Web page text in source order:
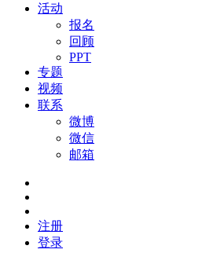
活动
报名
回顾
PPT
专题
视频
联系
微博
微信
邮箱
注册
登录